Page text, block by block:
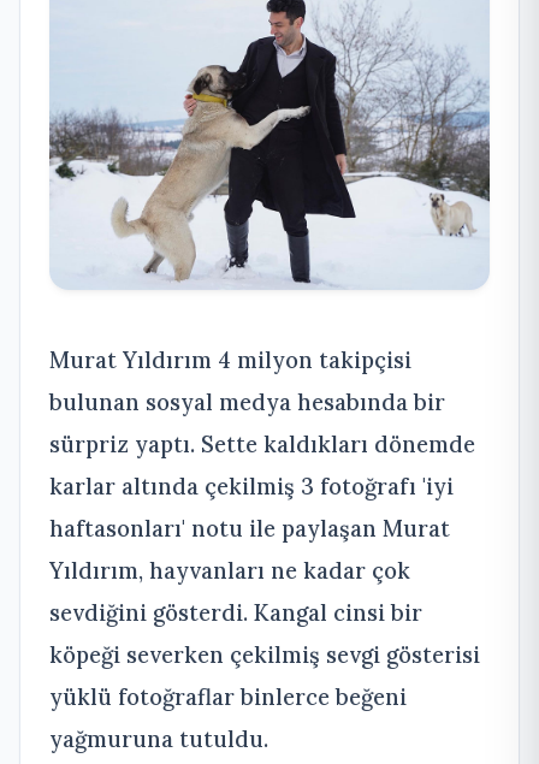
Murat Yıldırım 4 milyon takipçisi
bulunan sosyal medya hesabında bir
sürpriz yaptı. Sette kaldıkları dönemde
karlar altında çekilmiş 3 fotoğrafı 'iyi
haftasonları' notu ile paylaşan Murat
Yıldırım, hayvanları ne kadar çok
sevdiğini gösterdi. Kangal cinsi bir
köpeği severken çekilmiş sevgi gösterisi
yüklü fotoğraflar binlerce beğeni
yağmuruna tutuldu.